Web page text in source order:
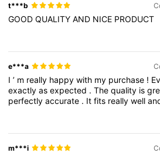
t***b
GOODQUALITYAND NICE PRODUCT
e***a
I’ m really happywith my purchase !
exactlyasexpected .Thequality is
perfectlyaccurate . Itfits reallywell
m***i